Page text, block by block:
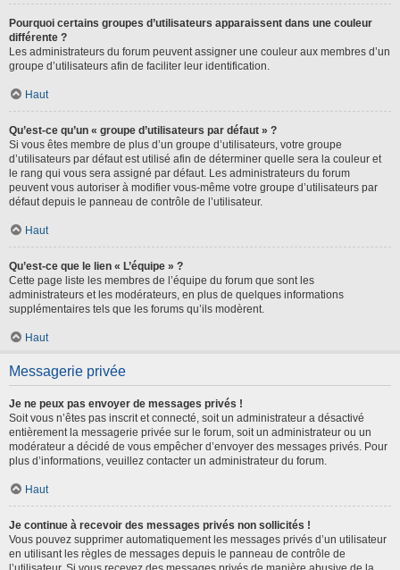
Pourquoi certains groupes d’utilisateurs apparaissent dans une couleur
différente ?
Les administrateurs du forum peuvent assigner une couleur aux membres d’un
groupe d’utilisateurs afin de faciliter leur identification.
Haut
Qu’est-ce qu’un « groupe d’utilisateurs par défaut » ?
Si vous êtes membre de plus d’un groupe d’utilisateurs, votre groupe
d’utilisateurs par défaut est utilisé afin de déterminer quelle sera la couleur et
le rang qui vous sera assigné par défaut. Les administrateurs du forum
peuvent vous autoriser à modifier vous-même votre groupe d’utilisateurs par
défaut depuis le panneau de contrôle de l’utilisateur.
Haut
Qu’est-ce que le lien « L’équipe » ?
Cette page liste les membres de l’équipe du forum que sont les
administrateurs et les modérateurs, en plus de quelques informations
supplémentaires tels que les forums qu’ils modèrent.
Haut
Messagerie privée
Je ne peux pas envoyer de messages privés !
Soit vous n’êtes pas inscrit et connecté, soit un administrateur a désactivé
entièrement la messagerie privée sur le forum, soit un administrateur ou un
modérateur a décidé de vous empêcher d’envoyer des messages privés. Pour
plus d’informations, veuillez contacter un administrateur du forum.
Haut
Je continue à recevoir des messages privés non sollicités !
Vous pouvez supprimer automatiquement les messages privés d’un utilisateur
en utilisant les règles de messages depuis le panneau de contrôle de